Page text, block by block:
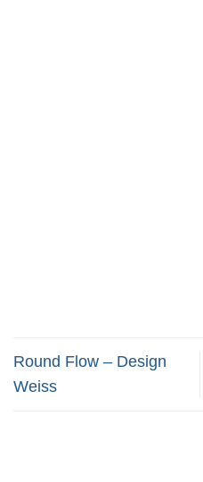
Round Flow – Design
Weiss